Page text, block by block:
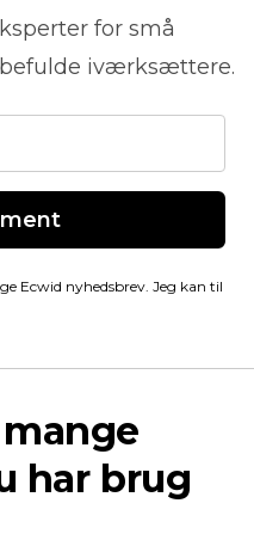
for små
iværksættere.
Ecwid nyhedsbrev. Jeg kan til
har brug